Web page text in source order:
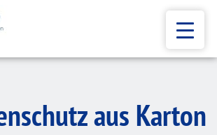
aus Karton